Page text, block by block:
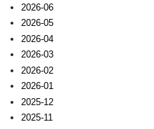
2026-06
2026-05
2026-04
2026-03
2026-02
2026-01
2025-12
2025-11